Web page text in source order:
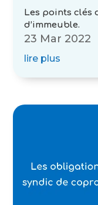
Les points clés
d’immeuble.
23 Mar 2022
lire plus